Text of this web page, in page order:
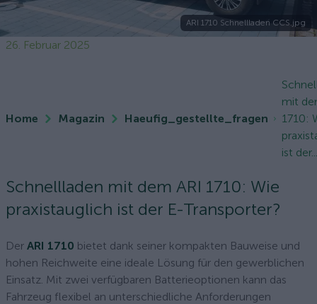
ARI 1710 Schnellladen CCS.jpg
26. Februar 2025
Home Magazin Haeufig_gestellte_fragen
mit
1710:
ist
Schnellladen mit dem ARI 1710: Wie
praxistauglich ist der E-Transporter?
Der ARI 1710 bietet dank seiner kompakten Bauweise und
hohen Reichweite eine ideale Lösung für den gewerblichen
Einsatz. Mit zwei verfügbaren Batterieoptionen kann das
Fahrzeug flexibel an unterschiedliche Anforderungen